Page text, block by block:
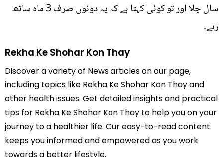
سال چلا اور تو کوئی کہتا ہے کہ یہ دونوں صرف 3 ماہ ساتھ
رہے۔
Rekha Ke Shohar Kon Thay
Discover a variety of News articles on our page,
including topics like Rekha Ke Shohar Kon Thay and
other health issues. Get detailed insights and practical
tips for Rekha Ke Shohar Kon Thay to help you on your
journey to a healthier life. Our easy-to-read content
keeps you informed and empowered as you work
towards a better lifestyle.